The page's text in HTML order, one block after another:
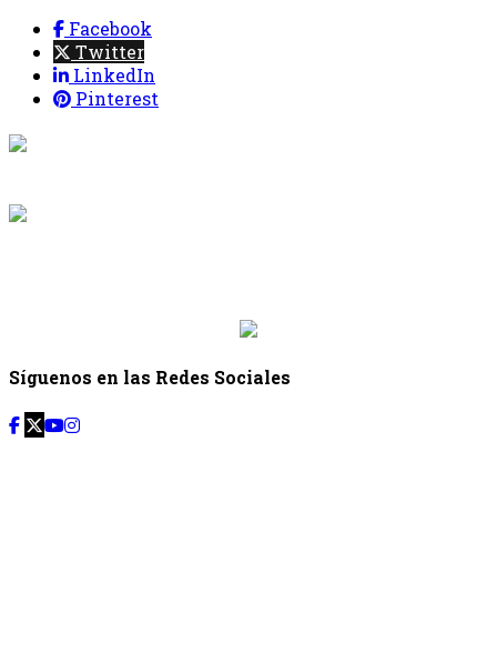
Facebook
Twitter
LinkedIn
Pinterest
Síguenos en las Redes Sociales